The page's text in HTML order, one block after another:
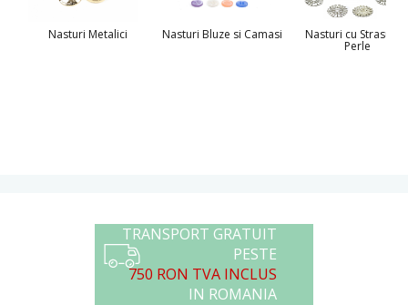
Nasturi Metalici Nasturi Bluze si Camasi Nasturi cu Strasuri
Perle
TRANSPORT GRATUIT
PESTE
750 RON TVA INCLUS
IN ROMANIA